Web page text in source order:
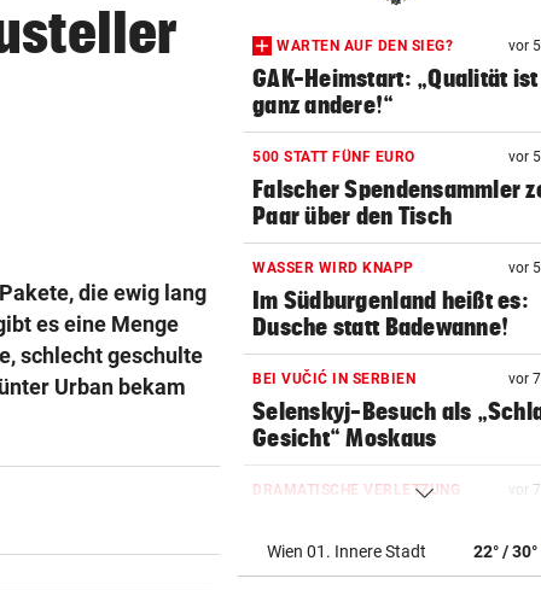
die ewig lang
es eine Menge
schlecht geschulte
Urban bekam
WARTEN AUF DEN SIEG? vor
GAK-Heimstart: „Qualität
ganz andere!“
500 STATT FÜNF EURO vor
Falscher Spendensammler
Paar über den Tisch
WASSER WIRD KNAPP vor
Im Südburgenland heißt es:
Dusche statt Badewanne!
BEI VUČIĆ IN SERBIEN vor
Selenskyj-Besuch als
Gesicht“ Moskaus
DRAMATISCHE VERLETZUNG vor
Bein zu verlieren
Wien 01. Innere Stadt 22° / 30°